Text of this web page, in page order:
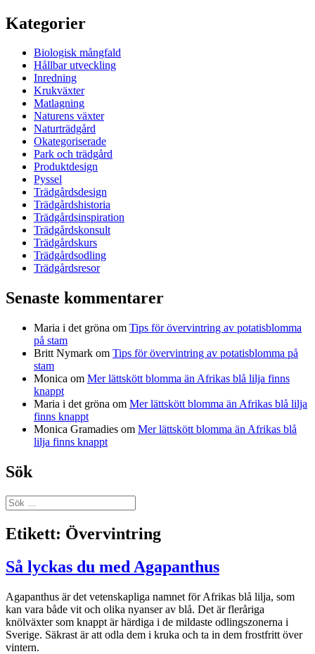
Kategorier
Biologisk mångfald
Hållbar utveckling
Inredning
Krukväxter
Matlagning
Naturens växter
Naturträdgård
Okategoriserade
Park och trädgård
Produktdesign
Pyssel
Trädgårdsdesign
Trädgårdshistoria
Trädgårdsinspiration
Trädgårdskonsult
Trädgårdskurs
Trädgårdsodling
Trädgårdsresor
Senaste kommentarer
Maria i det gröna om Tips för övervintring av potatisblomma
på stam
Britt Nymark om Tips för övervintring av potatisblomma på
stam
Monica om Mer lättskött blomma än Afrikas blå lilja finns
knappt
Maria i det gröna om Mer lättskött blomma än Afrikas blå lilja
finns knappt
Monica Gramadies om Mer lättskött blomma än Afrikas blå
lilja finns knappt
Sök
Sök
efter:
Etikett: Övervintring
Så lyckas du med Agapanthus
Agapanthus är det vetenskapliga namnet för Afrikas blå lilja, som
kan vara både vit och olika nyanser av blå. Det är fleråriga
knölväxter som knappt är härdiga i de mildaste odlingszonerna i
Sverige. Säkrast är att odla dem i kruka och ta in dem frostfritt över
vintern.